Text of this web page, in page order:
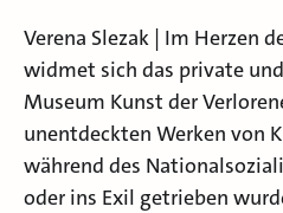
Verena Slezak | Im Herzen
widmet sich das private
Museum Kunst der
unentdeckten Werken von
während des
oder ins Exil getrieben